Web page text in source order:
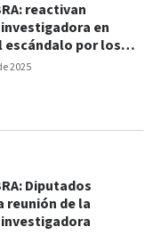
2025
reactivan
en
escándalo por los
coimas
Diputados
reunión de la